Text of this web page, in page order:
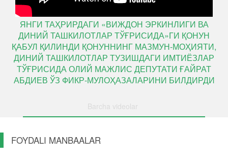
ЯНГИ ТАҲРИРДАГИ «ВИЖДОН ЭРКИНЛИГИ ВА
ДИНИЙ ТАШКИЛОТЛАР ТЎҒРИСИДА»ГИ ҚОНУН
ҚАБУЛ ҚИЛИНДИ ҚОНУННИНГ МАЗМУН-МОҲИЯТИ,
ДИНИЙ ТАШКИЛОТЛАР ТУЗИШДАГИ ИМТИЁЗЛАР
ТЎҒРИСИДА ОЛИЙ МАЖЛИС ДЕПУТАТИ ҒАЙРАТ
АБДИЕВ ЎЗ ФИКР-МУЛОҲАЗАЛАРИНИ БИЛДИРДИ
Barcha videolar
FOYDALI MANBAALAR